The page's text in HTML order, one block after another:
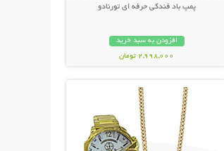
پمپ باد فندکی حرفه ای تورنادو
افزودن به سبد خرید
2,998,000 تومان